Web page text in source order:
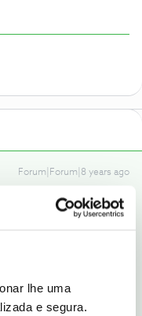
lhe uma
e segura.
Forum|Forum|8 years ago
precisamos que nos
ligar.